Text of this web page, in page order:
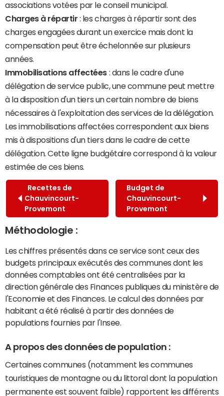
associations votées par le conseil municipal.
Charges à répartir : les charges à répartir sont des
charges engagées durant un exercice mais dont la
compensation peut être échelonnée sur plusieurs
années.
Immobilisations affectées : dans le cadre d'une
délégation de service public, une commune peut mettre
à la disposition d'un tiers un certain nombre de biens
nécessaires à l'exploitation des services de la délégation.
Les immobilisations affectées correspondent aux biens
mis à dispositions d'un tiers dans le cadre de cette
délégation. Cette ligne budgétaire correspond à la valeur
estimée de ces biens.
Recettes de
Chauvincourt-
Provemont
Budget de
Chauvincourt-
Provemont
Méthodologie :
Les chiffres présentés dans ce service sont ceux des
budgets principaux exécutés des communes dont les
données comptables ont été centralisées par la
direction générale des Finances publiques du ministère de
l'Economie et des Finances. Le calcul des données par
habitant a été réalisé à partir des données de
populations fournies par l'Insee.
A propos des données de population :
Certaines communes (notamment les communes
touristiques de montagne ou du littoral dont la population
permanente est souvent faible) rapportent les différents